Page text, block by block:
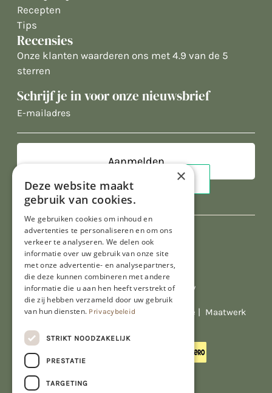
Recepten
Tips
Recensies
Onze klanten waarderen ons met 4.9 van de 5
sterren
Schrijf je in voor onze nieuwsbrief
E-
Al onze prijzen zijn incl. BTW
© Copyright 2026 Limburgs Bakwinkeltje | Maatwerk
×
Deze website maakt
gebruik van cookies.
We gebruiken cookies om inhoud en
advertenties te personaliseren en om ons
verkeer te analyseren. We delen ook
informatie over uw gebruik van onze site
met onze advertentie- en analysepartners,
die deze kunnen combineren met andere
informatie die u aan hen heeft verstrekt of
die zij hebben verzameld door uw gebruik
van hun diensten. Privacybeleid
STRIKT NOODZAKELIJK
PRESTATIE
TARGETING